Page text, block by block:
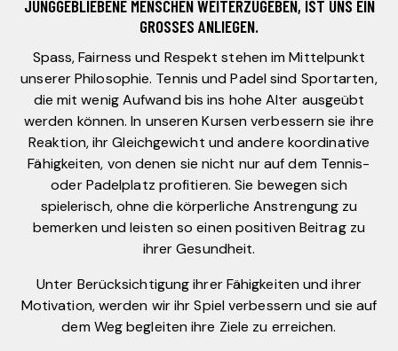
JUNGGEBLIEBENE MENSCHEN WEITERZUGEBEN, IST UNS EIN
GROSSES ANLIEGEN.
Spass, Fairness und Respekt stehen im Mittelpunkt
unserer Philosophie. Tennis und Padel sind Sportarten,
die mit wenig Aufwand bis ins hohe Alter ausgeübt
werden können. In unseren Kursen verbessern sie ihre
Reaktion, ihr Gleichgewicht und andere koordinative
Fähigkeiten, von denen sie nicht nur auf dem Tennis-
oder Padelplatz profitieren. Sie bewegen sich
spielerisch, ohne die körperliche Anstrengung zu
bemerken und leisten so einen positiven Beitrag zu
ihrer Gesundheit.
Unter Berücksichtigung ihrer Fähigkeiten und ihrer
Motivation, werden wir ihr Spiel verbessern und sie auf
dem Weg begleiten ihre Ziele zu erreichen.